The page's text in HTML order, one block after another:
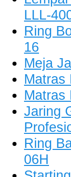
LLL-
Ring
16
Meja
Matras
Matras
Jaring
Ring
06H